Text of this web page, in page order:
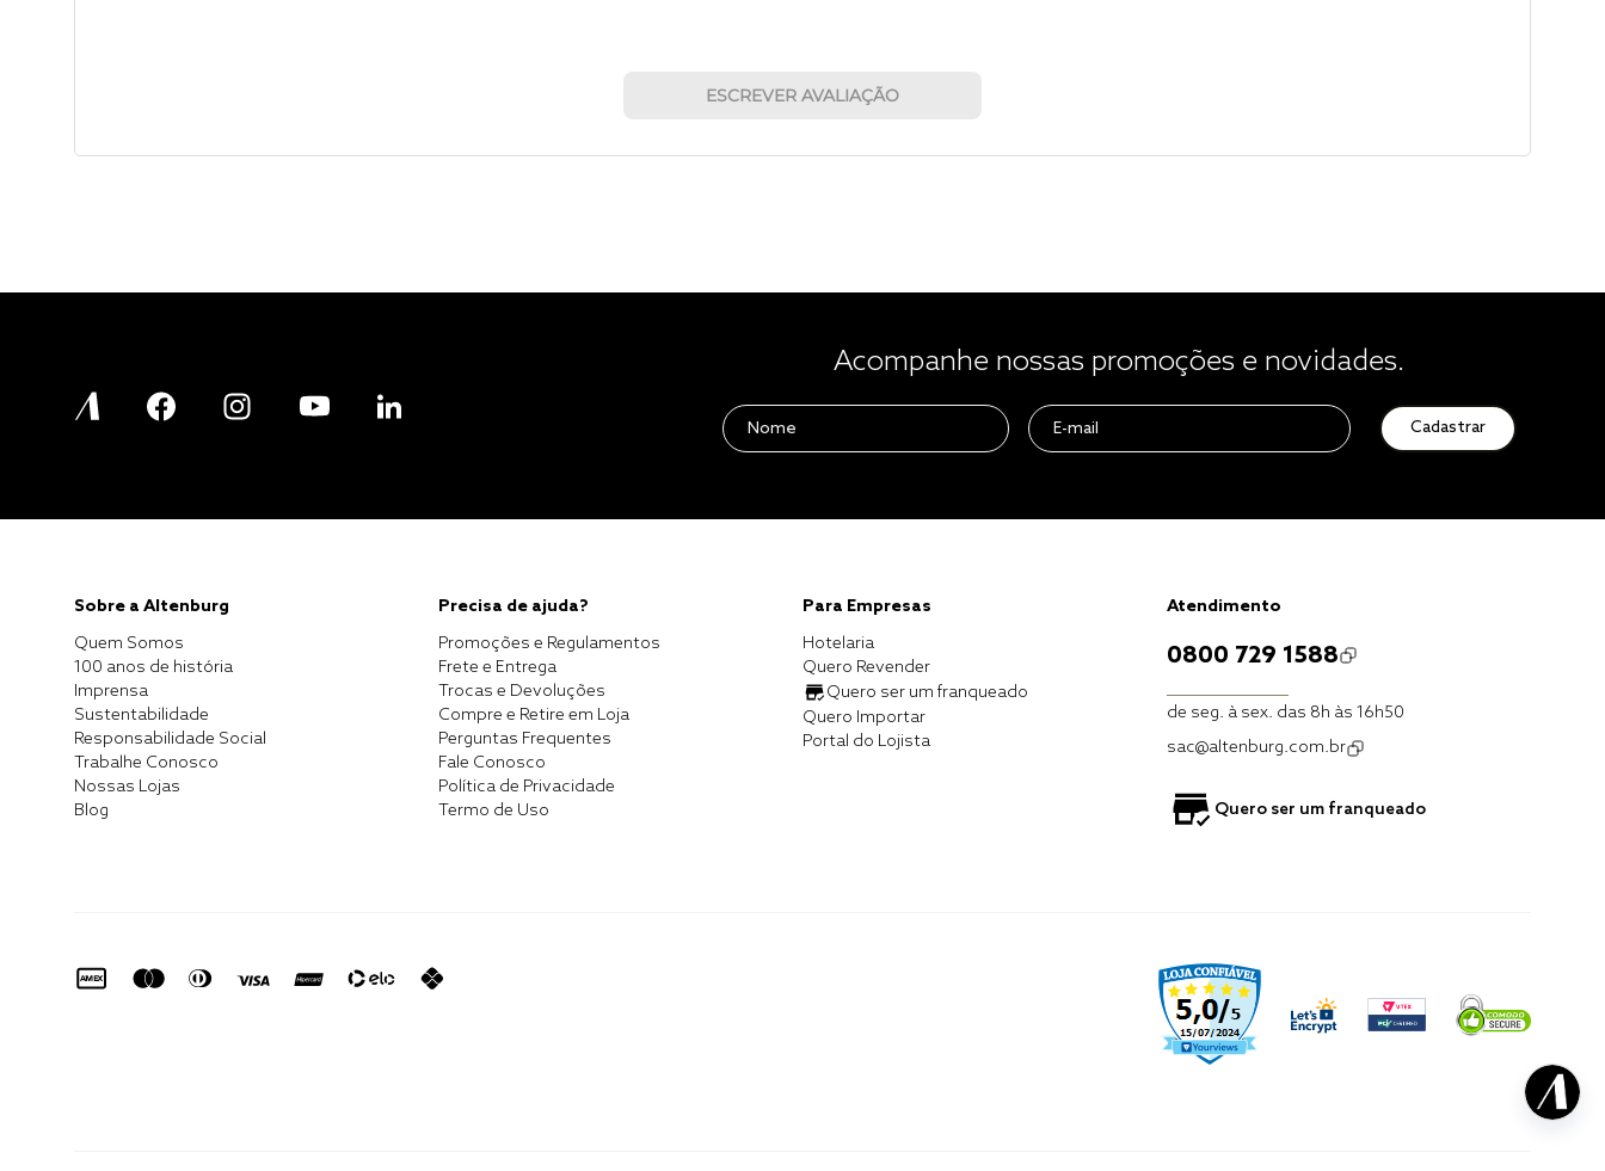
ESCREVER AVALIAÇÃO
Acompanhe nossas promoções e novidades.
Cadastrar
Sobre a Altenburg
Quem Somos
100 anos de história
Imprensa
Sustentabilidade
Responsabilidade Social
Trabalhe Conosco
Nossas Lojas
Blog
Precisa de ajuda?
Promoções e Regulamentos
Frete e Entrega
Trocas e Devoluções
Compre e Retire em Loja
Perguntas Frequentes
Fale Conosco
Política de Privacidade
Termo de Uso
Para Empresas
Hotelaria
Quero Revender
Quero ser um franqueado
Quero Importar
Portal do Lojista
Atendimento
0800 729 1588
de seg. à sex. das 8h às 16h50
sac@altenburg.com.br
Quero ser um franqueado